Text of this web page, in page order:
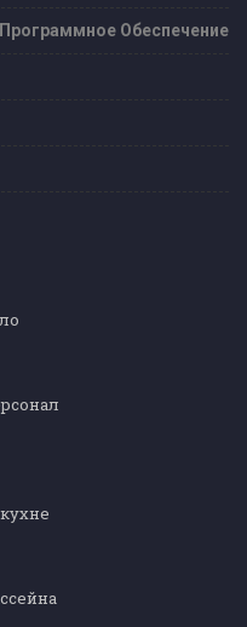
Обеспечение